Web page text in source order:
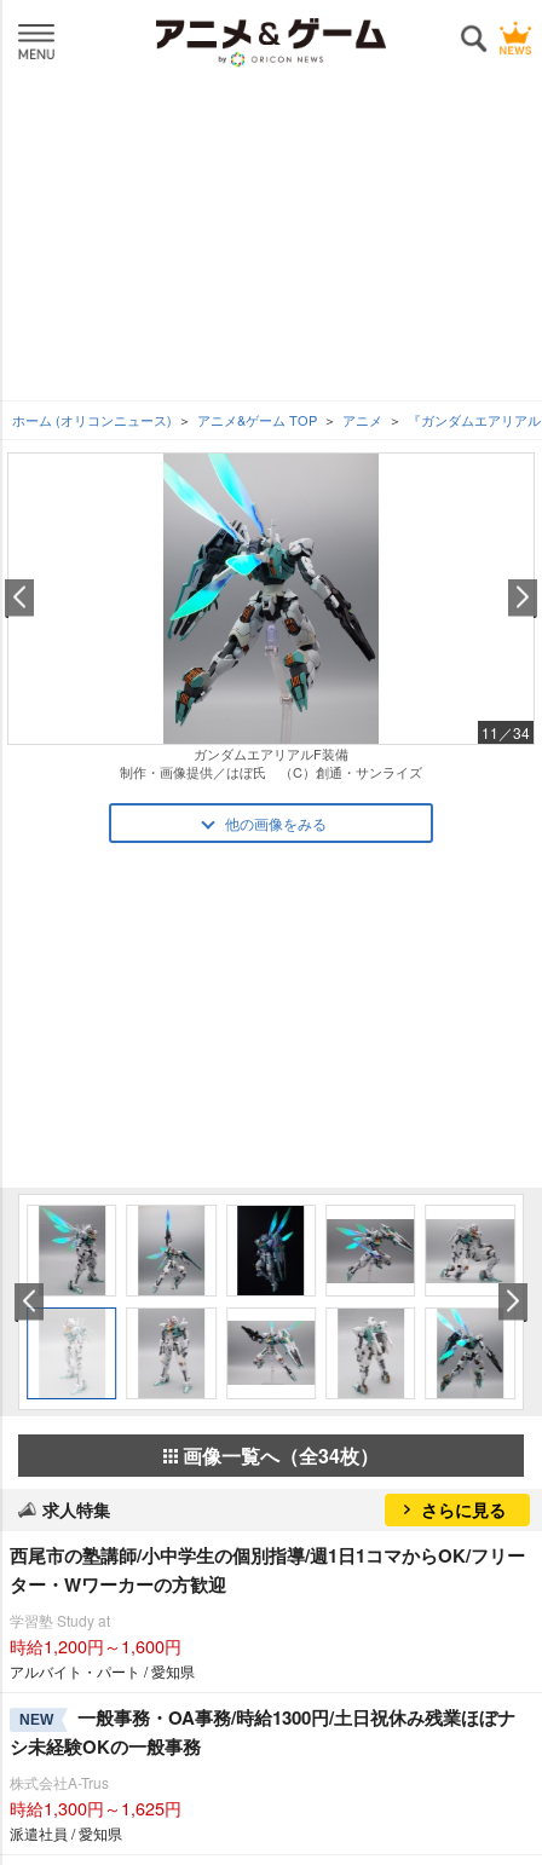
ホーム (オリコンニュース) アニメ&ゲーム TOP アニメ 『ガンダムエアリア
11／34
ガンダムエアリアルF装備
制作・画像提供／はぼ氏 （C）創通・サンライズ
他の画像をみる
画像一覧へ（全34枚）
求人特集 さらに見る
西尾市の塾講師/小中学生の個別指導/週1日1コマからOK/フリー
ター・Wワーカーの方歓迎
学習塾 Study at
時給1,200円～1,600円
アルバイト・パート / 愛知県
NEW
一般事務・OA事務/時給1300円/土日祝休み残業ほぼナ
シ未経験OKの一般事務
株式会社A-Trus
時給1,300円～1,625円
派遣社員 / 愛知県